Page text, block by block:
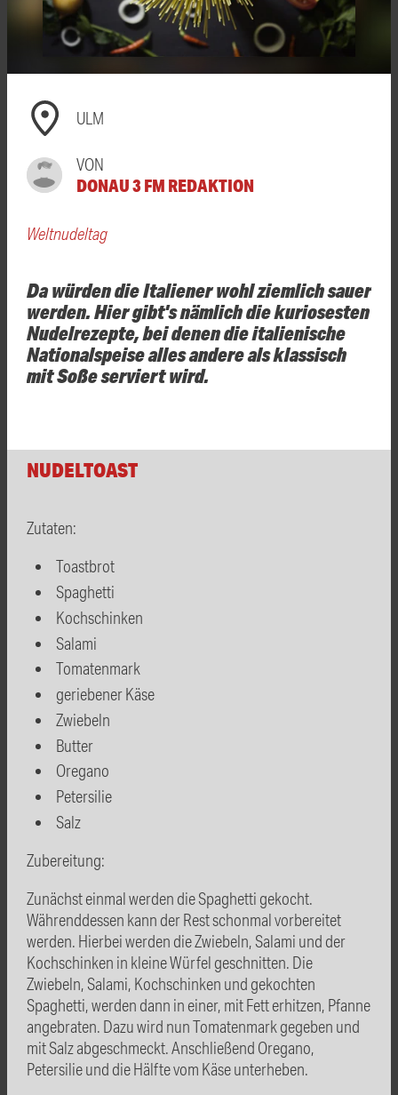
ULM
VON
DONAU 3 FM REDAKTION
Weltnudeltag
Da würden die Italiener wohl ziemlich sauer
werden. Hier gibt's nämlich die kuriosesten
Nudelrezepte, bei denen die italienische
Nationalspeise alles andere als klassisch
mit Soße serviert wird.
NUDELTOAST
Zutaten:
Toastbrot
Spaghetti
Kochschinken
Salami
Tomatenmark
geriebener Käse
Zwiebeln
Butter
Oregano
Petersilie
Salz
Zubereitung:
Zunächst einmal werden die Spaghetti gekocht.
Währenddessen kann der Rest schonmal vorbereitet
werden. Hierbei werden die Zwiebeln, Salami und der
Kochschinken in kleine Würfel geschnitten. Die
Zwiebeln, Salami, Kochschinken und gekochten
Spaghetti, werden dann in einer, mit Fett erhitzen, Pfanne
angebraten. Dazu wird nun Tomatenmark gegeben und
mit Salz abgeschmeckt. Anschließend Oregano,
Petersilie und die Hälfte vom Käse unterheben.